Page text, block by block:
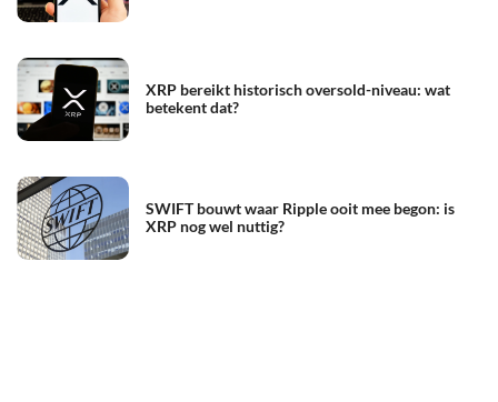
XRP bereikt historisch oversold-niveau: wat
betekent dat?
SWIFT bouwt waar Ripple ooit mee begon: is
XRP nog wel nuttig?